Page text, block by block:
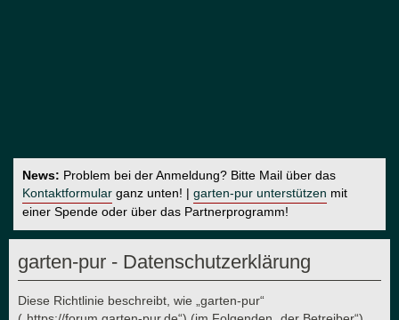
News: Problem bei der Anmeldung? Bitte Mail über das
Kontaktformular ganz unten! | garten-pur unterstützen mit
einer Spende oder über das Partnerprogramm!
garten-pur - Datenschutzerklärung
Diese Richtlinie beschreibt, wie „garten-pur“